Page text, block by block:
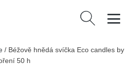
Vyhledávání
/ Béžově hnědá svíčka Eco candles by
50 h